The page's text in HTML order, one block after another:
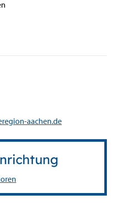
aachen.de